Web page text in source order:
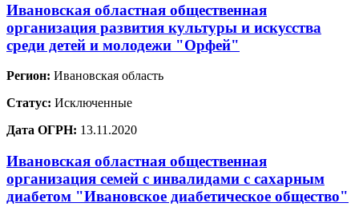
Ивановская областная общественная
организация развития культуры и искусства
среди детей и молодежи "Орфей"
Регион: Ивановская область
Статус: Исключенные
Дата ОГРН: 13.11.2020
Ивановская областная общественная
организация семей с инвалидами с сахарным
диабетом "Ивановское диабетическое общество"